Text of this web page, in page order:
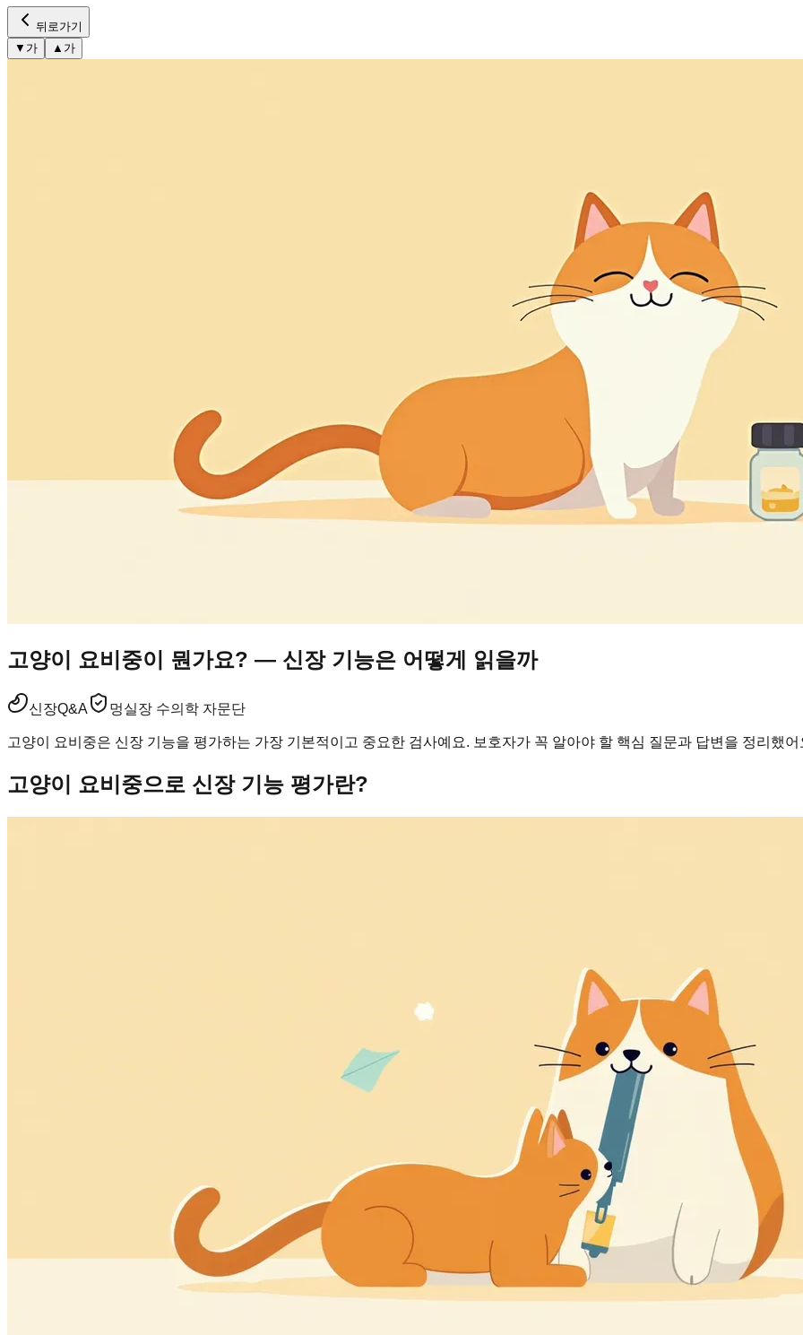
뒤로가기
▼ 가 ▲ 가
고양이 요비중이 뭔가요? — 신장 기능은 어떻게 읽을까
신장Q&A 멍실장 수의학 자문단
고양이 요비중은 신장 기능을 평가하는 가장 기본적이고 중요한 검사예요. 보호자가 꼭 알아야 할 핵심 질문과 답변을 정리했어
고양이 요비중으로 신장 기능 평가란?